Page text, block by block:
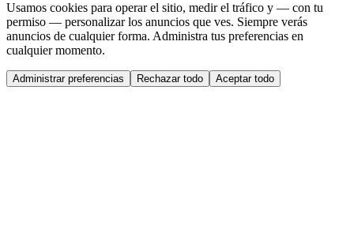
Usamos cookies para operar el sitio, medir el tráfico y — con tu
permiso — personalizar los anuncios que ves. Siempre verás
anuncios de cualquier forma. Administra tus preferencias en
cualquier momento.
Administrar preferencias Rechazar todo Aceptar todo